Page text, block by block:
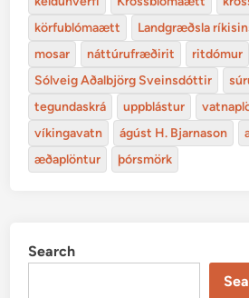
körfublómaætt
Landgræðsla
mosar
náttúrufræðirit
ritdómur
Sólveig Aðalbjörg Sveinsdóttir
tegundaskrá
uppblástur
víkingavatn
ágúst H. Bjarnason
æðaplöntur
þórsmörk
Search